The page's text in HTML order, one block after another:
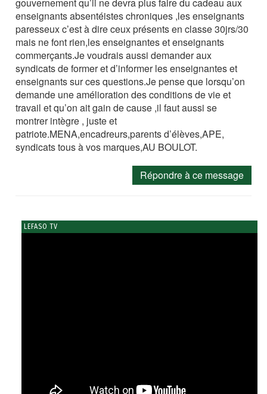
gouvernement qu’il ne devra plus faire du cadeau aux
enseignants absentéistes chroniques ,les enseignants
paresseux c’est à dire ceux présents en classe 30jrs/30
mais ne font rien,les enseignantes et enseignants
commerçants.Je voudrais aussi demander aux
syndicats de former et d’informer les enseignantes et
enseignants sur ces questions.Je pense que lorsqu’on
demande une amélioration des conditions de vie et
travail et qu’on ait gain de cause ,il faut aussi se
montrer intègre , juste et
patriote.MENA,encadreurs,parents d’élèves,APE,
syndicats tous à vos marques,AU BOULOT.
Répondre à ce message
LEFASO TV